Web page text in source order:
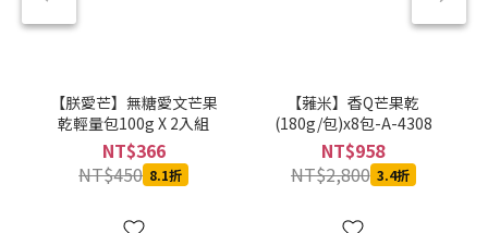
【朕愛芒】無糖愛文芒果
乾輕量包100g X 2入組
NT$366
NT$450 8.1折
【蕥米】香Q芒果乾
(180g/包)x8包-A-4308
NT$958
NT$2,800 3.4折